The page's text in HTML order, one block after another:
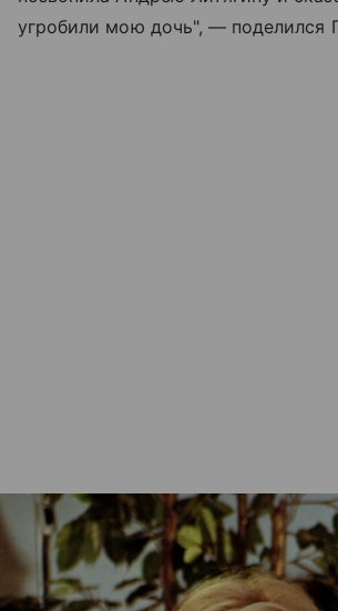
угробили мою дочь", — поделился